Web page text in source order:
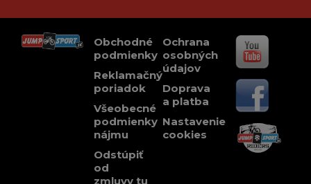
Obchodné
podmienky
Reklamačný
poriadok
Všeobecné
podmienky
nájmu
Odstúpiť
od
zmluvy tu
Ochrana
osobných
údajov
Doprava
a platba
Nastavenie
cookies